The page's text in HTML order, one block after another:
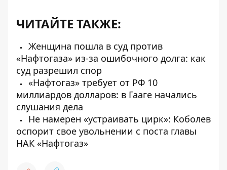
ЧИТАЙТЕ ТАКЖЕ:
Женщина пошла в суд против
«Нафтогаза» из-за ошибочного долга: как
суд разрешил спор
«Нафтогаз» требует от РФ 10
миллиардов долларов: в Гааге начались
слушания дела
Не намерен «устраивать цирк»: Коболев
оспорит свое увольнении с поста главы
НАК «Нафтогаз»